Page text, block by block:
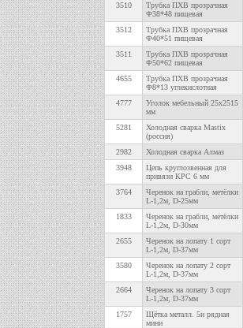
3510
Трубка ПХВ прозрачная
Ф38*48 пищевая
3512
Трубка ПХВ прозрачная
Ф40*51 пищевая
3511
Трубка ПХВ прозрачная
Ф50*62 пищевая
4655
Трубка ПХВ прозрачная
Ф8*13 углекислотная
4777
Уголок мебельный 25х2515
мм
5281
Холодная сварка Mastix
(россия)
2982
Холодная сварка Алмаз
3948
Цепь круглозвенная для
привязи КРС 6 мм
3764
Черенок на грабли, метёлки
L-1,2м, D-25мм
1833
Черенок на грабли, метёлки
L-1,2м, D-30мм
2655
Черенок на лопату 1 сорт
L-1,2м, D-37мм
3580
Черенок на лопату 2 сорт
L-1,2м, D-37мм
2664
Черенок на лопату 3 сорт
L-1,2м, D-37мм
1757
Щётка металл. 5и рядная
мини